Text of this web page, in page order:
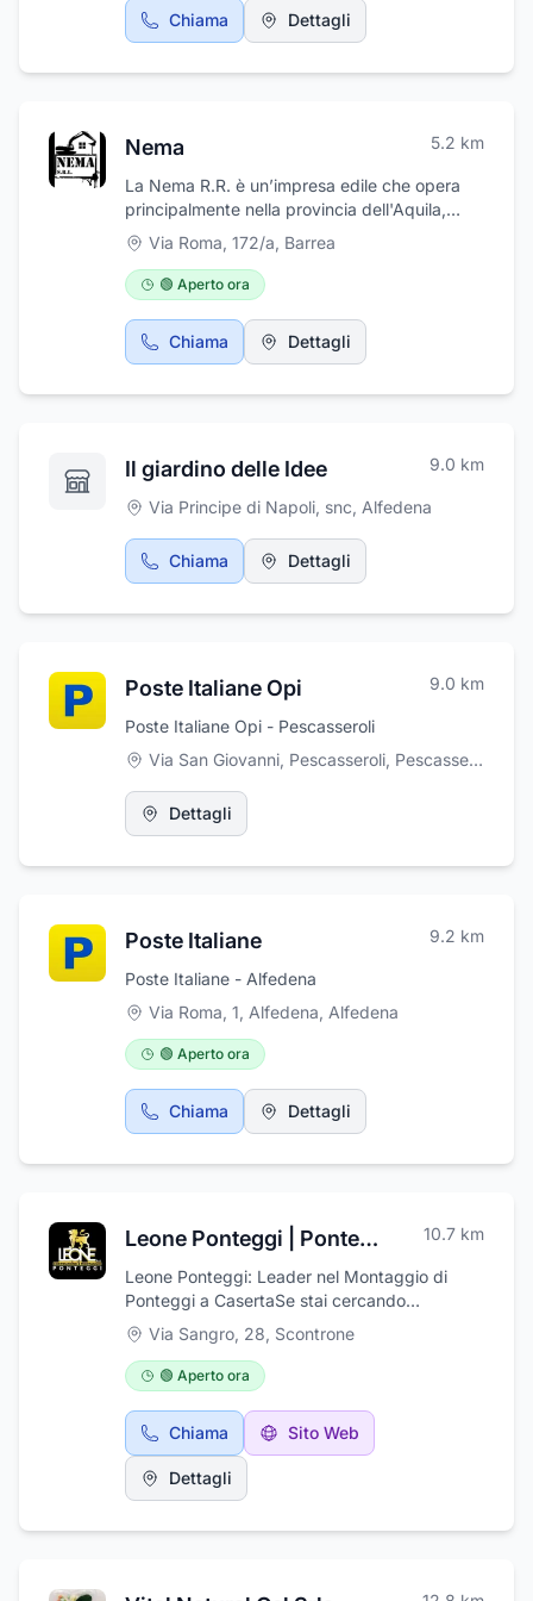
Chiama
Dettagli
Nema 5.2 km
La Nema R.R. è un’impresa edile che opera
principalmente nella provincia dell'Aquila,
specializzata nel settore delle costruzioni e
delle opere di urbanizzazione. NEMA S.R.L. si
trova in Via Roma, 172/a a Barrea. La ditta si
occupa di lavori di movimento terra ,
urbanizzazioni, commercio veicoli industriali e
macchine agricole.
Via Roma, 172/a, Barrea
🟢 Aperto ora
Chiama Dettagli
Il giardino delle Idee 9.0 km
Via Principe di Napoli, snc, Alfedena
Chiama Dettagli
Poste Italiane Opi 9.0 km
Poste Italiane Opi - Pescasseroli
Via San Giovanni, Pescasseroli, Pescasseroli
Dettagli
Poste Italiane 9.2 km
Poste Italiane - Alfedena
Via Roma, 1, Alfedena, Alfedena
🟢 Aperto ora
Chiama Dettagli
Leone Ponteggi | Ponteggi a Caserta - Aziende di Ponteggi Caserta 10.7 km
Leone Ponteggi: Leader nel Montaggio di
Ponteggi a CasertaSe stai cercando
un'azienda di ponteggi a Caserta, Leone
Ponteggi è la scelta ideale. Con anni di
esperienza nel settore, ci distinguiamo per la
qualità e la sicurezza dei nostri servizi.
Offriamo una vasta gamma di soluzioni per il
montaggio di ponteggi a Caserta, adatte a
qualsiasi tipo di progetto, sia esso
residenziale, commerciale o industriale.Servizi
azienda di ponteggi a Caserta è rinomata per
Via Sangro, 28, Scontrone
🟢 Aperto ora
Chiama Sito Web
Dettagli